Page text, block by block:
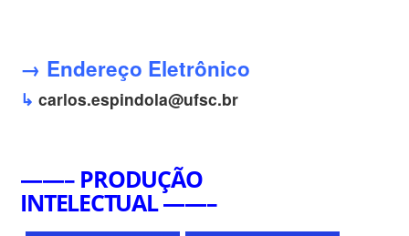
→ Endereço Eletrônico
↳carlos.espindola@ufsc.br
——– PRODUÇÃO
INTELECTUAL ——–